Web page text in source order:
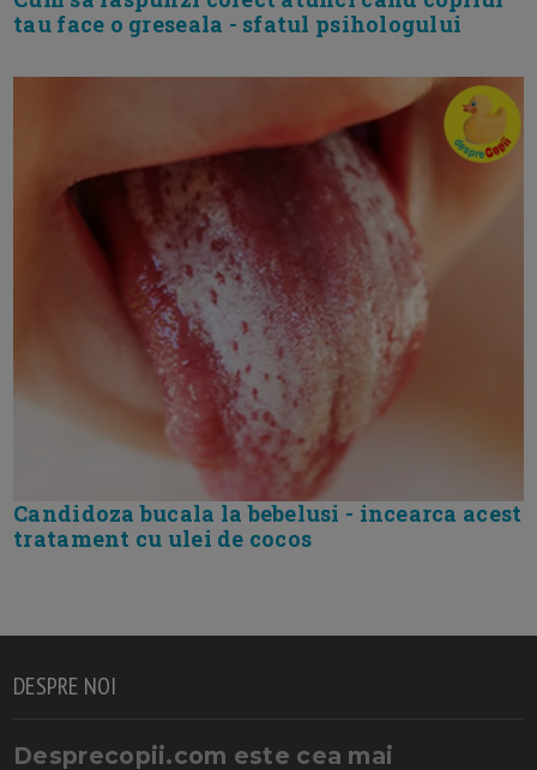
tau face o greseala - sfatul psihologului
Candidoza bucala la bebelusi - incearca acest
tratament cu ulei de cocos
DESPRE NOI
Desprecopii.com este cea mai